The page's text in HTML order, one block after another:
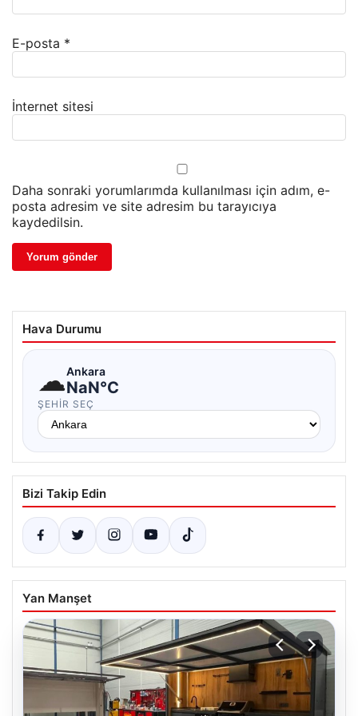
E-posta *
İnternet sitesi
Daha sonraki yorumlarımda kullanılması için adım, e-
posta adresim ve site adresim bu tarayıcıya
kaydedilsin.
Hava Durumu
☁Ankara
NaN°C
ŞEHIR SEÇ
Bizi Takip Edin
Yan Manşet